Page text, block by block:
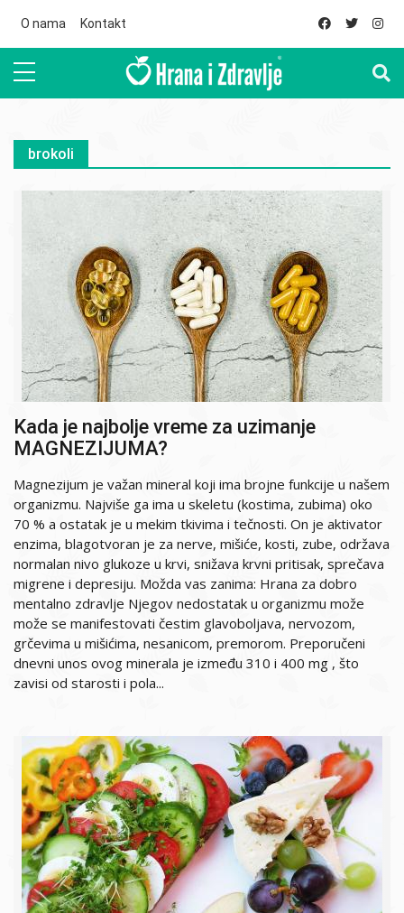
O nama Kontakt
brokoli
Kada je najbolje vreme za uzimanje
MAGNEZIJUMA?
Magnezijum je važan mineral koji ima brojne funkcije u našem
organizmu. Najviše ga ima u skeletu (kostima, zubima) oko
70 % a ostatak je u mekim tkivima i tečnosti. On je aktivator
enzima, blagotvoran je za nerve, mišiće, kosti, zube, održava
normalan nivo glukoze u krvi, snižava krvni pritisak, sprečava
migrene i depresiju. Možda vas zanima: Hrana za dobro
mentalno zdravlje Njegov nedostatak u organizmu može
može se manifestovati čestim glavoboljava, nervozom,
grčevima u mišićima, nesanicom, premorom. Preporučeni
dnevni unos ovog minerala je između 310 i 400 mg , što
zavisi od starosti i pola...